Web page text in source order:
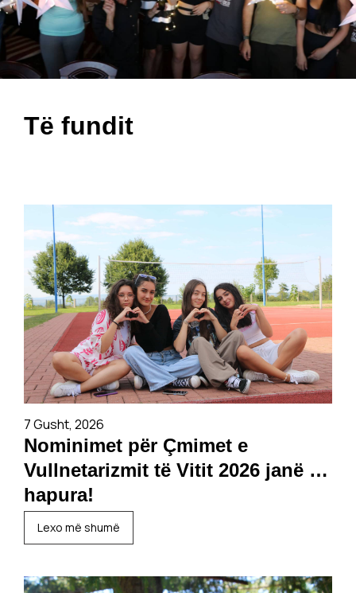
Të fundit
7 Gusht, 2026
Nominimet për Çmimet e
Vullnetarizmit të Vitit 2026 janë të
hapura!
Lexo më shumë